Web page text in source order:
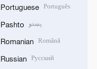
Portuguese Português
Pashto پښتو
Romanian Română
Russian Русский